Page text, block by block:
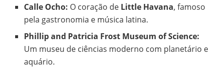
Calle Ocho: O coração de Little Havana, famoso
pela gastronomia e música latina.
Phillip and Patricia Frost Museum of Science:
Um museu de ciências moderno com planetário e
aquário.